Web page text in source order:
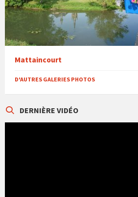
Mattaincourt
D'AUTRES GALERIES PHOTOS
DERNIÈRE VIDÉO